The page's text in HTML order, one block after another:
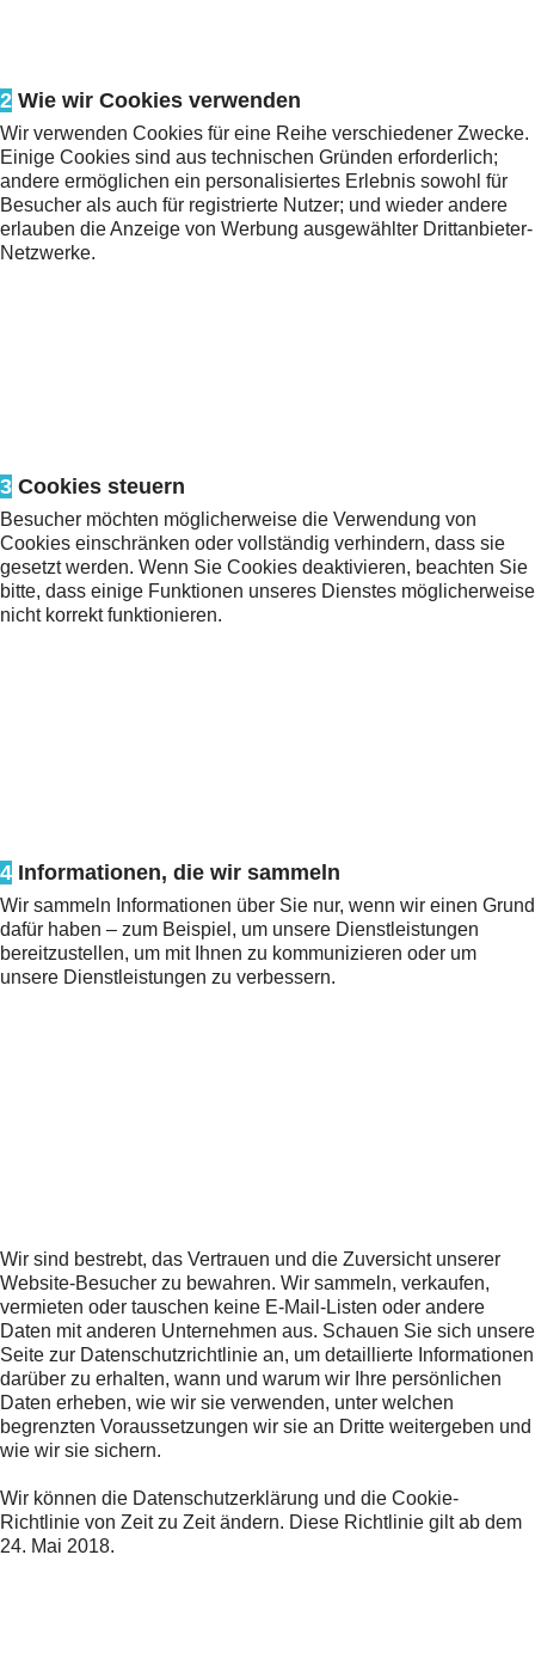
2 Wie wir Cookies verwenden
Wir verwenden Cookies für eine Reihe verschiedener Zwecke.
Einige Cookies sind aus technischen Gründen erforderlich;
andere ermöglichen ein personalisiertes Erlebnis sowohl für
Besucher als auch für registrierte Nutzer; und wieder andere
erlauben die Anzeige von Werbung ausgewählter Drittanbieter-
Netzwerke.
3 Cookies steuern
Besucher möchten möglicherweise die Verwendung von
Cookies einschränken oder vollständig verhindern, dass sie
gesetzt werden. Wenn Sie Cookies deaktivieren, beachten Sie
bitte, dass einige Funktionen unseres Dienstes möglicherweise
nicht korrekt funktionieren.
4 Informationen, die wir sammeln
Wir sammeln Informationen über Sie nur, wenn wir einen Grund
dafür haben – zum Beispiel, um unsere Dienstleistungen
bereitzustellen, um mit Ihnen zu kommunizieren oder um
unsere Dienstleistungen zu verbessern.
Wir sind bestrebt, das Vertrauen und die Zuversicht unserer
Website-Besucher zu bewahren. Wir sammeln, verkaufen,
vermieten oder tauschen keine E-Mail-Listen oder andere
Daten mit anderen Unternehmen aus. Schauen Sie sich unsere
Seite zur Datenschutzrichtlinie an, um detaillierte Informationen
darüber zu erhalten, wann und warum wir Ihre persönlichen
Daten erheben, wie wir sie verwenden, unter welchen
begrenzten Voraussetzungen wir sie an Dritte weitergeben und
wie wir sie sichern.
Wir können die Datenschutzerklärung und die Cookie-
Richtlinie von Zeit zu Zeit ändern. Diese Richtlinie gilt ab dem
24. Mai 2018.